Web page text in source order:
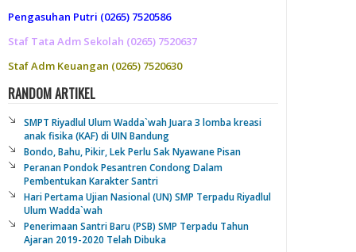
Pengasuhan Putri (0265) 7520586
Staf Tata Adm Sekolah (0265) 7520637
Staf Adm Keuangan (0265) 7520630
RANDOM ARTIKEL
SMPT Riyadlul Ulum Wadda`wah Juara 3 lomba kreasi
anak fisika (KAF) di UIN Bandung
Bondo, Bahu, Pikir, Lek Perlu Sak Nyawane Pisan
Peranan Pondok Pesantren Condong Dalam
Pembentukan Karakter Santri
Hari Pertama Ujian Nasional (UN) SMP Terpadu Riyadlul
Ulum Wadda`wah
Penerimaan Santri Baru (PSB) SMP Terpadu Tahun
Ajaran 2019-2020 Telah Dibuka